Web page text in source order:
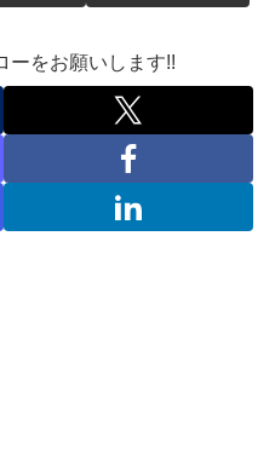
ーをお願いします!!